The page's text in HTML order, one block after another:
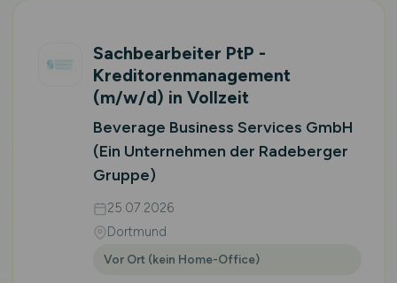
Sachbearbeiter PtP -
Kreditorenmanagement
(m/w/d) in Vollzeit
Beverage Business Services GmbH
(Ein Unternehmen der Radeberger
Gruppe)
25.07.2026
Dortmund
Vor Ort (kein Home-Office)